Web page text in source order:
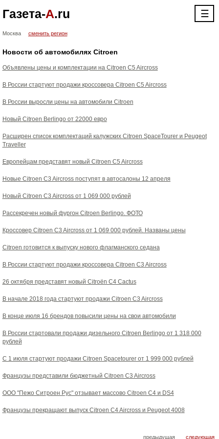
Газета-А.ru ☰
Москва сменить регион
Новости об автомобилях Citroen
Объявлены цены и комплектации на Citroen C5 Aircross
В России стартуют продажи кроссовера Citroen C5 Aircross
В России выросли цены на автомобили Citroen
Новый Citroen Berlingo от 22000 евро
Расширен список комплектаций калужских Citroen SpaceTourer и Peugeot
Traveller
Европейцам представят новый Citroen C5 Aircross
Новые Citroen C3 Aircross поступят в автосалоны 12 апреля
Новый Citroen C3 Aircross от 1 069 000 рублей
Рассекречен новый фургон Citroen Berlingo. ФОТО
Кроссовер Citroen C3 Aircross от 1 069 000 рублей. Названы цены
Citroen готовится к выпуску нового флагманского седана
В России стартуют продажи кроссовера Citroen C3 Aircross
26 октября представят новый Citroёn C4 Cactus
В начале 2018 года стартуют продажи Citroen C3 Aircross
В конце июля 16 брендов повысили цены на свои автомобили
В России стартовали продажи дизельного Citroen Berlingo от 1 318 000
рублей
С 1 июля стартуют продажи Citroen Spacetourer от 1 999 000 рублей
Французы представили бюджетный Citroen C3 Aircross
ООО "Пежо Ситроен Рус" отзывает массово Citroen C4 и DS4
Французы прекращают выпуск Citroen C4 Aircross и Peugeot 4008
предыдущая следующая